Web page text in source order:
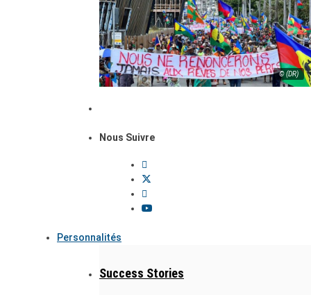
© (DR)
Nous Suivre
Personnalités
Success Stories